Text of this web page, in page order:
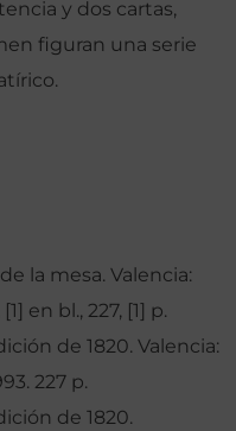
y dos cartas,
figuran una serie
la mesa. Valencia:
en bl., 227, [1] p.
de 1820. Valencia:
227 p.
de 1820.